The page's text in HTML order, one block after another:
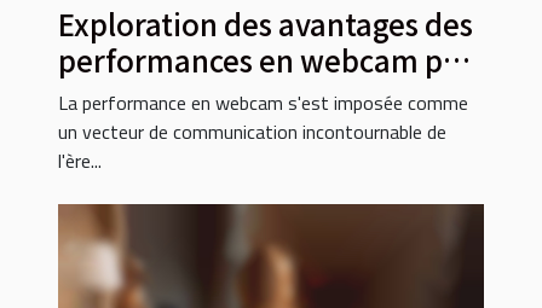
Exploration des avantages des
performances en webcam par
des françaises
La performance en webcam s'est imposée comme
un vecteur de communication incontournable de
l'ère...